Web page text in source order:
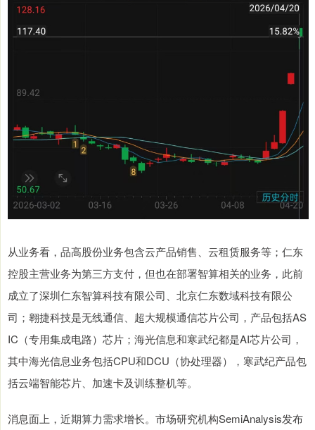
从业务看，品高股份业务包含云产品销售、云租赁服务等；仁东
控股主营业务为第三方支付，但也在部署智算相关的业务，此前
成立了深圳仁东智算科技有限公司、北京仁东数域科技有限公
司；翱捷科技是无线通信、超大规模通信芯片公司，产品包括AS
IC（专用集成电路）芯片；海光信息和寒武纪都是AI芯片公司，
其中海光信息业务包括CPU和DCU（协处理器），寒武纪产品包
括云端智能芯片、加速卡及训练整机等。
消息面上，近期算力需求增长。市场研究机构SemiAnalysis发布